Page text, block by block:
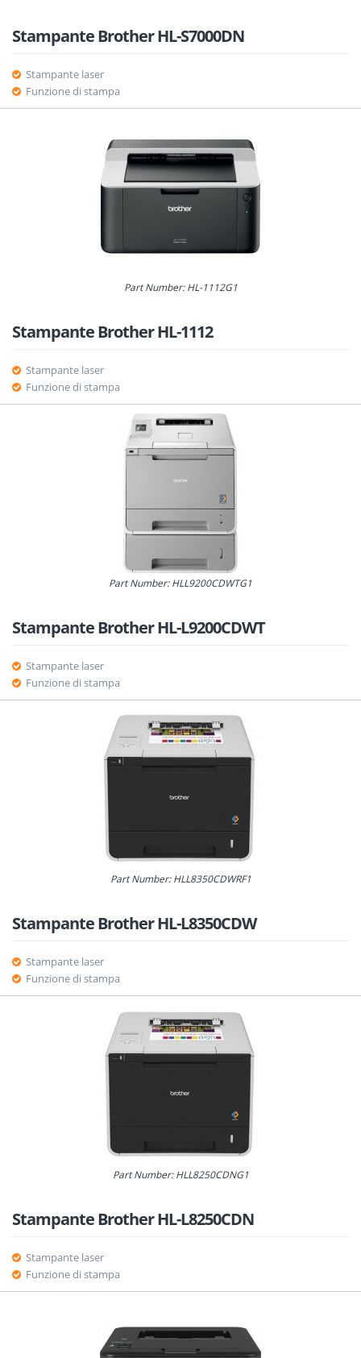
Stampante Brother HL-S7000DN
Stampante laser
Funzione di stampa
Part Number: HL-1112G1
Stampante Brother HL-1112
Stampante laser
Funzione di stampa
Part Number: HLL9200CDWTG1
Stampante Brother HL-L9200CDWT
Stampante laser
Funzione di stampa
Part Number: HLL8350CDWRF1
Stampante Brother HL-L8350CDW
Stampante laser
Funzione di stampa
Part Number: HLL8250CDNG1
Stampante Brother HL-L8250CDN
Stampante laser
Funzione di stampa